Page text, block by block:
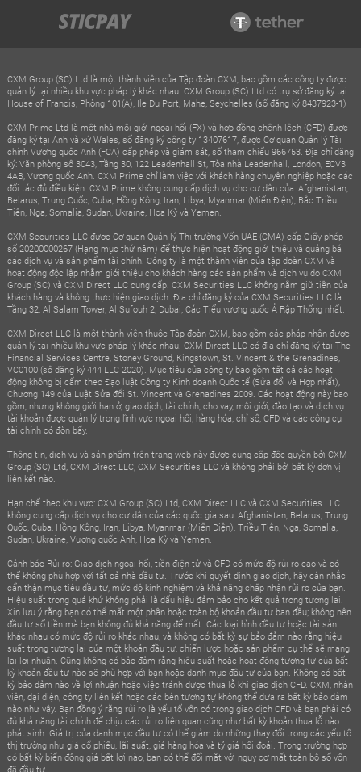
CXM Group (SC) Ltd là một thành viên của Tập đoàn CXM, bao gồm các công ty được
quản lý tại nhiều khu vực pháp lý khác nhau. CXM Group (SC) Ltd có trụ sở đăng ký tại
House of Francis, Phòng 101(A), Ile Du Port, Mahe, Seychelles (số đăng ký 8437923-1)
CXM Prime Ltd là một nhà môi giới ngoại hối (FX) và hợp đồng chênh lệch (CFD) được
đăng ký tại Anh và xứ Wales, số đăng ký công ty 13407617, được Cơ quan Quản lý Tài
chính Vương quốc Anh (FCA) cấp phép và giám sát, số tham chiếu 966753. Địa chỉ đăng
ký: Văn phòng số 3043, Tầng 30, 122 Leadenhall St, Tòa nhà Leadenhall, London, ECV3
4AB, Vương quốc Anh. CXM Prime chỉ làm việc với khách hàng chuyên nghiệp hoặc các
đối tác đủ điều kiện. CXM Prime không cung cấp dịch vụ cho cư dân của: Afghanistan,
Belarus, Trung Quốc, Cuba, Hồng Kông, Iran, Libya, Myanmar (Miến Điện), Bắc Triều
Tiên, Nga, Somalia, Sudan, Ukraine, Hoa Kỳ và Yemen.
CXM Securities LLC được Cơ quan Quản lý Thị trường Vốn UAE (CMA) cấp Giấy phép
số 20200000267 (Hạng mục thứ năm) để thực hiện hoạt động giới thiệu và quảng bá
các dịch vụ và sản phẩm tài chính. Công ty là một thành viên của tập đoàn CXM và
hoạt động độc lập nhằm giới thiệu cho khách hàng các sản phẩm và dịch vụ do CXM
Group (SC) và CXM Direct LLC cung cấp. CXM Securities LLC không nắm giữ tiền của
khách hàng và không thực hiện giao dịch. Địa chỉ đăng ký của CXM Securities LLC là:
Tầng 32, Al Salam Tower, Al Sufouh 2, Dubai, Các Tiểu vương quốc Ả Rập Thống nhất.
CXM Direct LLC là một thành viên thuộc Tập đoàn CXM, bao gồm các pháp nhân được
quản lý tại nhiều khu vực pháp lý khác nhau. CXM Direct LLC có địa chỉ đăng ký tại The
Financial Services Centre, Stoney Ground, Kingstown, St. Vincent & the Grenadines,
VC0100 (số đăng ký 444 LLC 2020). Mục tiêu của công ty bao gồm tất cả các hoạt
động không bị cấm theo Đạo luật Công ty Kinh doanh Quốc tế (Sửa đổi và Hợp nhất),
Chương 149 của Luật Sửa đổi St. Vincent và Grenadines 2009. Các hoạt động này bao
gồm, nhưng không giới hạn ở, giao dịch, tài chính, cho vay, môi giới, đào tạo và dịch vụ
tài khoản được quản lý trong lĩnh vực ngoại hối, hàng hóa, chỉ số, CFD và các công cụ
tài chính có đòn bẩy.
Thông tin, dịch vụ và sản phẩm trên trang web này được cung cấp độc quyền bởi CXM
Group (SC) Ltd, CXM Direct LLC, CXM Securities LLC và không phải bởi bất kỳ đơn vị
liên kết nào.
Hạn chế theo khu vực: CXM Group (SC) Ltd, CXM Direct LLC và CXM Securities LLC
không cung cấp dịch vụ cho cư dân của các quốc gia sau: Afghanistan, Belarus, Trung
Quốc, Cuba, Hồng Kông, Iran, Libya, Myanmar (Miến Điện), Triều Tiên, Nga, Somalia,
Sudan, Ukraine, Vương quốc Anh, Hoa Kỳ và Yemen.
Cảnh báo Rủi ro: Giao dịch ngoại hối, tiền điện tử và CFD có mức độ rủi ro cao và có
thể không phù hợp với tất cả nhà đầu tư. Trước khi quyết định giao dịch, hãy cân nhắc
cẩn thận mục tiêu đầu tư, mức độ kinh nghiệm và khả năng chấp nhận rủi ro của bạn.
Hiệu suất trong quá khứ không phải là dấu hiệu đảm bảo cho kết quả trong tương lai.
Xin lưu ý rằng bạn có thể mất một phần hoặc toàn bộ khoản đầu tư ban đầu; không nên
đầu tư số tiền mà bạn không đủ khả năng để mất. Các loại hình đầu tư hoặc tài sản
khác nhau có mức độ rủi ro khác nhau, và không có bất kỳ sự bảo đảm nào rằng hiệu
suất trong tương lai của một khoản đầu tư, chiến lược hoặc sản phẩm cụ thể sẽ mang
lại lợi nhuận. Cũng không có bảo đảm rằng hiệu suất hoặc hoạt động tương tự của bất
kỳ khoản đầu tư nào sẽ phù hợp với bạn hoặc danh mục đầu tư của bạn. Không có bất
kỳ bảo đảm nào về lợi nhuận hoặc việc tránh được thua lỗ khi giao dịch CFD. CXM, nhân
viên, đại diện, công ty liên kết hoặc các bên tương tự không thể đưa ra bất kỳ bảo đảm
nào như vậy. Bạn đồng ý rằng rủi ro là yếu tố vốn có trong giao dịch CFD và bạn phải có
đủ khả năng tài chính để chịu các rủi ro liên quan cũng như bất kỳ khoản thua lỗ nào
phát sinh. Giá trị của danh mục đầu tư có thể giảm do những thay đổi trong các yếu tố
thị trường như giá cổ phiếu, lãi suất, giá hàng hóa và tỷ giá hối đoái. Trong trường hợp
có bất kỳ biến động giá bất lợi nào, bạn có thể đối mặt với nguy cơ mất toàn bộ số vốn
đã đầu tư.